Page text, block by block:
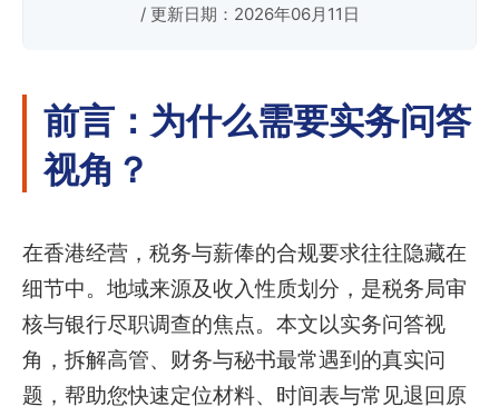
/ 更新日期：2026年06月11日
前言：为什么需要实务问答
视角？
在香港经营，税务与薪俸的合规要求往往隐藏在
细节中。地域来源及收入性质划分，是税务局审
核与银行尽职调查的焦点。本文以实务问答视
角，拆解高管、财务与秘书最常遇到的真实问
题，帮助您快速定位材料、时间表与常见退回原